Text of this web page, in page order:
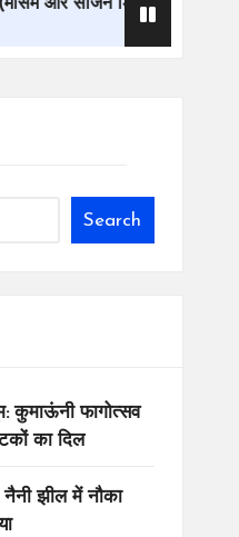
डिटेल 2026) नैनीताल vs
Search
कुमाऊंनी फागोत्सव
का दिल
नैनी झील में नौका